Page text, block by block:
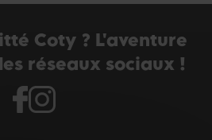
Coty ? L'aventure
réseaux sociaux !